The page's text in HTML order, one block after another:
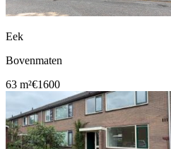
Eek
Bovenmaten
63 m²€1600